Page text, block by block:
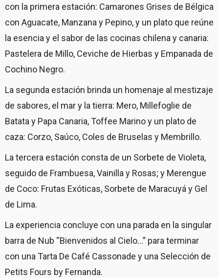
con la primera estación: Camarones Grises de Bélgica
con Aguacate, Manzana y Pepino, y un plato que reúne
la esencia y el sabor de las cocinas chilena y canaria:
Pastelera de Millo, Ceviche de Hierbas y Empanada de
Cochino Negro.
La segunda estación brinda un homenaje al mestizaje
de sabores, el mar y la tierra: Mero, Millefoglie de
Batata y Papa Canaria, Toffee Marino y un plato de
caza: Corzo, Saúco, Coles de Bruselas y Membrillo.
La tercera estación consta de un Sorbete de Violeta,
seguido de Frambuesa, Vainilla y Rosas; y Merengue
de Coco: Frutas Exóticas, Sorbete de Maracuyá y Gel
de Lima.
La experiencia concluye con una parada en la singular
barra de Nub “Bienvenidos al Cielo…” para terminar
con una Tarta De Café Cassonade y una Selección de
Petits Fours by Fernanda.